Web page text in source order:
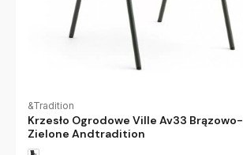
&Tradition
Krzesło Ogrodowe Ville Av33 Brązowo-
Zielone Andtradition